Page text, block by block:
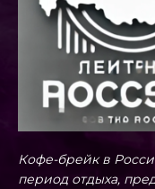
Кофе-брейк в
период отдыха,